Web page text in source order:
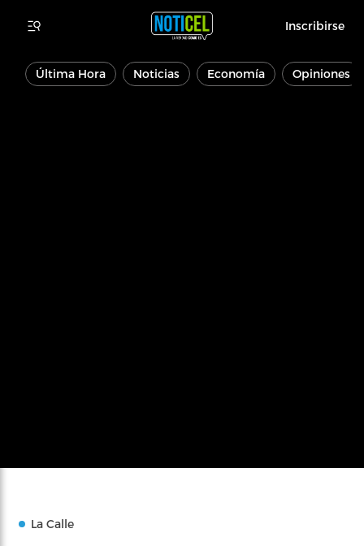
Inscribirse
Última Hora Noticias Economía Opiniones
La Calle